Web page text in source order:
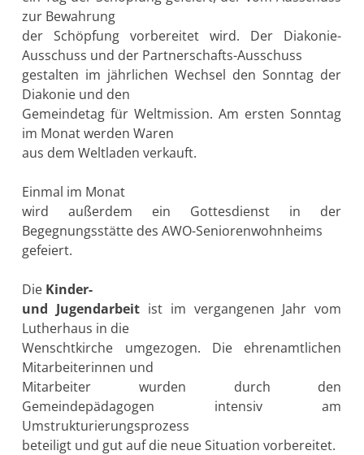
zur Bewahrung
der Schöpfung vorbereitet wird. Der Diakonie-
Ausschuss und der Partnerschafts-Ausschuss
gestalten im jährlichen Wechsel den Sonntag der
Diakonie und den
Gemeindetag für Weltmission. Am ersten Sonntag
im Monat werden Waren
aus dem Weltladen verkauft.
Einmal im Monat
wird außerdem ein Gottesdienst in der
Begegnungsstätte des AWO-Seniorenwohnheims
gefeiert.
Die Kinder-
und Jugendarbeit ist im vergangenen Jahr vom
Lutherhaus in die
Wenschtkirche umgezogen. Die ehrenamtlichen
Mitarbeiterinnen und
Mitarbeiter wurden durch den
Gemeindepädagogen intensiv am
Umstrukturierungsprozess
beteiligt und gut auf die neue Situation vorbereitet.